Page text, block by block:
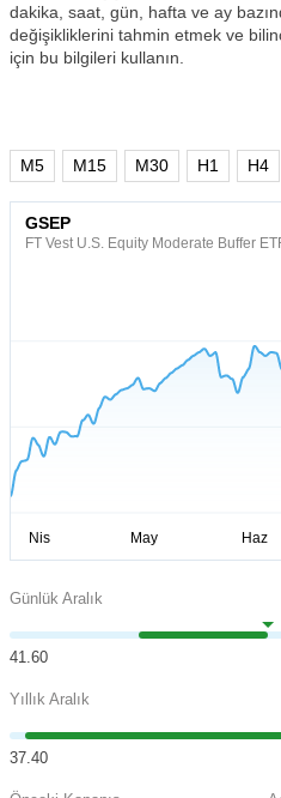
dakika, saat, gün, hafta ve ay
değişikliklerini tahmin etmek ve
için bu bilgileri kullanın.
M5 M15 M30 H1 H4
GSEP
FT Vest U.S. Equity Moderate Buffer
Günlük Aralık
41.60
Yıllık Aralık
37.40